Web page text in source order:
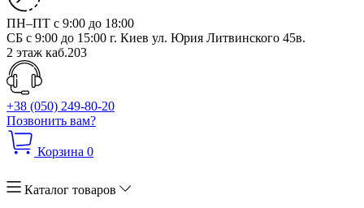
ПН–ПТ с 9:00 до 18:00
СБ с 9:00 до 15:00 г. Киев ул. Юрия Литвинского 45в.
2 этаж каб.203
+38 (050) 249-80-20
Позвонить вам?
Корзина 0
Каталог товаров